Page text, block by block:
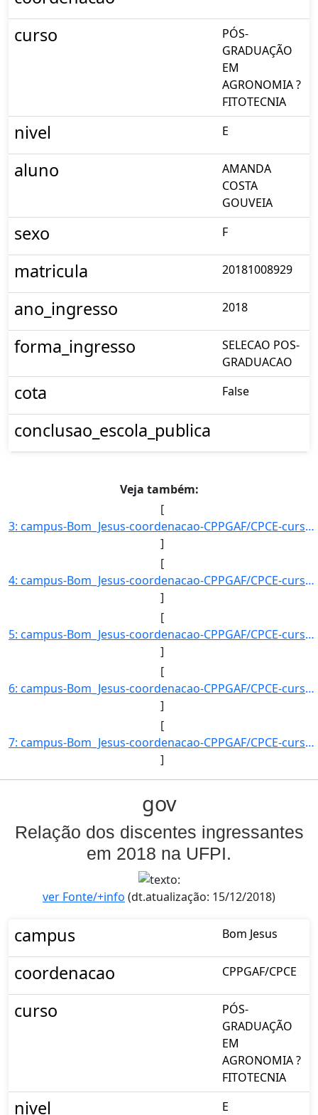
curso
PÓS-
GRADUAÇÃO
EM
AGRONOMIA ?
FITOTECNIA
nivel E
aluno
AMANDA
COSTA
GOUVEIA
sexo F
matricula 20181008929
ano_ingresso 2018
forma_ingresso
SELECAO POS-
GRADUACAO
cota False
conclusao_escola_publica
Veja também:
[
3: campus-Bom_Jesus-coordenacao-CPPGAF/CPCE-curso-POS-GRADUACAO_EM_AGRONOMIA_?_FITOTECNIA-nivel-E-aluno]
]
[
4: campus-Bom_Jesus-coordenacao-CPPGAF/CPCE-curso-POS-GRADUACAO_EM_AGRONOMIA_?_FITOTECNIA-nivel-E-aluno]
]
[
5: campus-Bom_Jesus-coordenacao-CPPGAF/CPCE-curso-POS-GRADUACAO_EM_AGRONOMIA_?_FITOTECNIA-nivel-E-aluno]
]
[
6: campus-Bom_Jesus-coordenacao-CPPGAF/CPCE-curso-POS-GRADUACAO_EM_AGRONOMIA_?_FITOTECNIA-nivel-E-aluno]
]
[
7: campus-Bom_Jesus-coordenacao-CPPGAF/CPCE-curso-POS-GRADUACAO_EM_AGRONOMIA_?_FITOTECNIA-nivel-E-aluno]
]
gov
Relação dos discentes ingressantes
em 2018 na UFPI.
ver Fonte/+info (dt.atualização: 15/12/2018)
campus Bom Jesus
coordenacao CPPGAF/CPCE
curso
PÓS-
GRADUAÇÃO
EM
AGRONOMIA ?
FITOTECNIA
nivel E